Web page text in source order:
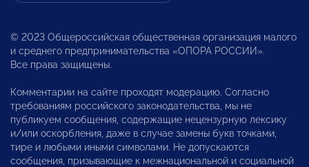
© 2023 Общероссийская общественная организация малого
и среднего предпринимательства «ОПОРА РОССИИ».
Все права защищены.
Комментарии на сайте проходят модерацию. Согласно
требованиям российского законодательства, мы не
публикуем сообщения, содержащие нецензурную лексику
и/или оскорбления, даже в случае замены букв точками,
тире и любыми иными символами. Не допускаются
сообщения, призывающие к межнациональной и социальной